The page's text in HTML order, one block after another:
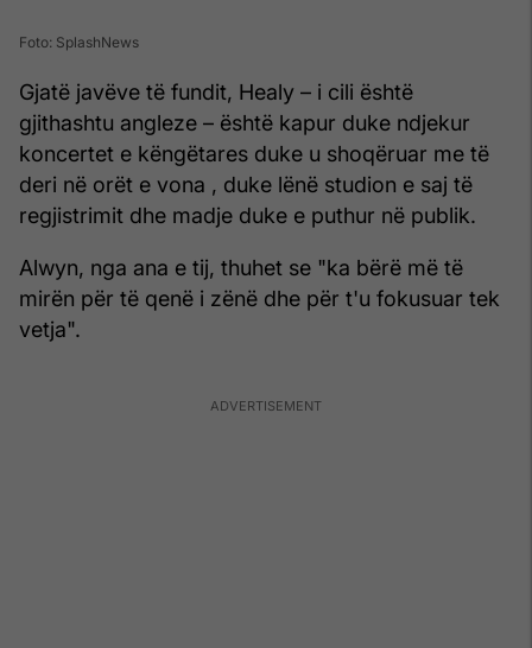
Foto: SplashNews
Gjatë javëve të fundit, Healy – i cili është
gjithashtu angleze – është kapur duke ndjekur
koncertet e këngëtares duke u shoqëruar me të
deri në orët e vona , duke lënë studion e saj të
regjistrimit dhe madje duke e puthur në publik.
Alwyn, nga ana e tij, thuhet se "ka bërë më të
mirën për të qenë i zënë dhe për t'u fokusuar tek
vetja".